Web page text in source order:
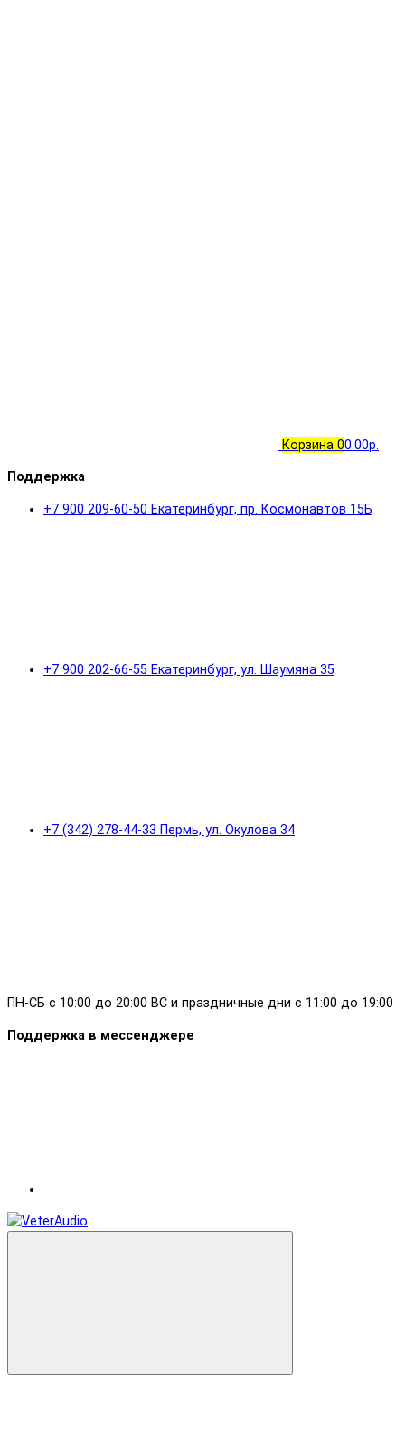
Корзина 00.00р.
Поддержка
+7 900 209-60-50 Екатеринбург, пр. Космонавтов 15Б
+7 900 202-66-55 Екатеринбург, ул. Шаумяна 35
+7 (342) 278-44-33 Пермь, ул. Окулова 34
ПН-СБ с 10:00 до 20:00 ВС и праздничные дни с 11:00 до 19:00
Поддержка в мессенджере